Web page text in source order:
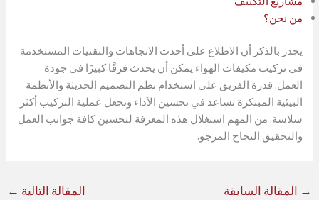
من نحن؟
يجدر بالذكر أن الاطلاع على أحدث الاتجاهات والتقنيات المستخدمة
في تركيب مكيفات الهواء يمكن أن يحدث فرقًا كبيرًا في جودة
العمل. قدرة الفريق على استخدام نظم التصميم الحديثة والأنظمة
البيئية المبتكرة تساعد في تحسين الأداء وتجعل عملية التركيب أكثر
سلاسة. من المهم استغلال هذه المعرفة لتحسين كافة جوانب العمل
والتحقيق النجاح المرجو.
→ المقالة السابقة المقالة التالية ←